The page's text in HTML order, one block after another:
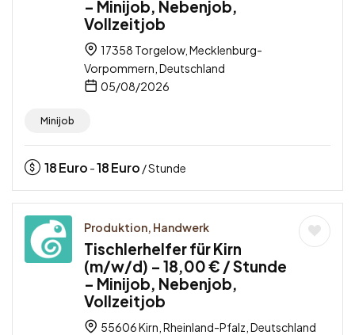
– Minijob, Nebenjob,
Vollzeitjob
17358 Torgelow, Mecklenburg-
Vorpommern, Deutschland
05/08/2026
Minijob
18Euro -18Euro / Stunde
Produktion, Handwerk
Tischlerhelfer für Kirn
(m/w/d) – 18,00 € / Stunde
– Minijob, Nebenjob,
Vollzeitjob
55606 Kirn, Rheinland-Pfalz, Deutschland